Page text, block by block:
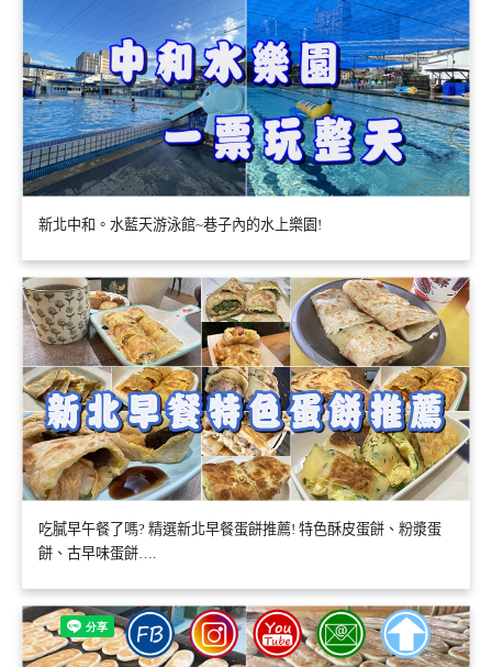
新北中和。水藍天游泳館~巷子內的水上樂園!
吃膩早午餐了嗎? 精選新北早餐蛋餅推薦! 特色酥皮蛋餅、粉漿蛋
餅、古早味蛋餅….